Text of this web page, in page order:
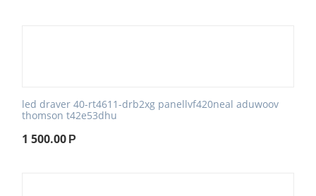
led draver 40-rt4611-drb2xg panellvf420neal aduwoov
thomson t42e53dhu
1 500.00 Р